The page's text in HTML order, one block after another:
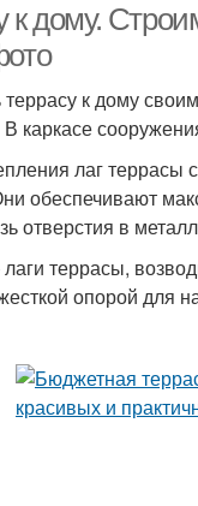
к дому.
террасу к дому
В каркасе
лаг
обеспечивают
отверстия в
террасы,
опорой для